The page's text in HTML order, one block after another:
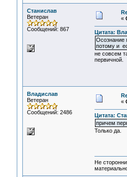
Станислав
Ветеран
Сообщений: 867
«
Цитата:
Осознание
потому и
не совсем
первичной.
Владислав
Ветеран
Сообщений: 2486
«
Цитата:
причем
Только да.
Не